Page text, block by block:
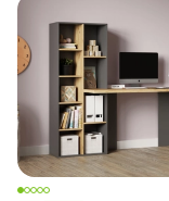
стол
стол